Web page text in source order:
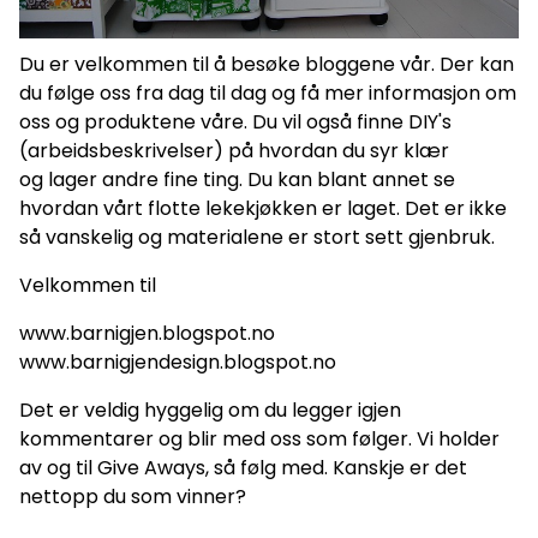
Du er velkommen til å besøke bloggene vår. Der kan
du følge oss fra dag til dag og få mer informasjon om
oss og produktene våre. Du vil også finne DIY's
(arbeidsbeskrivelser) på hvordan du syr klær
og lager andre fine ting. Du kan blant annet se
hvordan vårt flotte lekekjøkken er laget. Det er ikke
så vanskelig og materialene er stort sett gjenbruk.
Velkommen til
www.barnigjen.blogspot.no
www.barnigjendesign.blogspot.no
Det er veldig hyggelig om du legger igjen
kommentarer og blir med oss som følger. Vi holder
av og til Give Aways, så følg med. Kanskje er det
nettopp du som vinner?